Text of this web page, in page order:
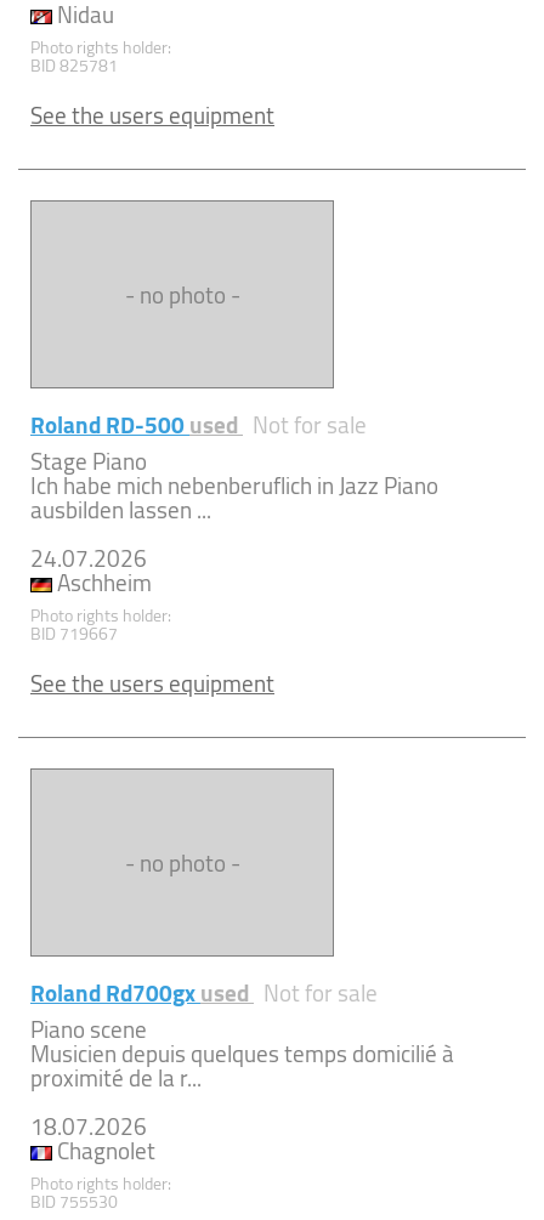
Nidau
Photo rights holder:
BID 825781
See the users equipment
- no photo -
Roland RD-500used Not for sale
Stage Piano
Ich habe mich nebenberuflich in Jazz Piano
ausbilden lassen ...
24.07.2026
Aschheim
Photo rights holder:
BID 719667
See the users equipment
- no photo -
Roland Rd700gxused Not for sale
Piano scene
Musicien depuis quelques temps domicilié à
proximité de la r...
18.07.2026
Chagnolet
Photo rights holder:
BID 755530